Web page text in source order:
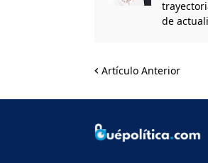
de
Artículo Anterior